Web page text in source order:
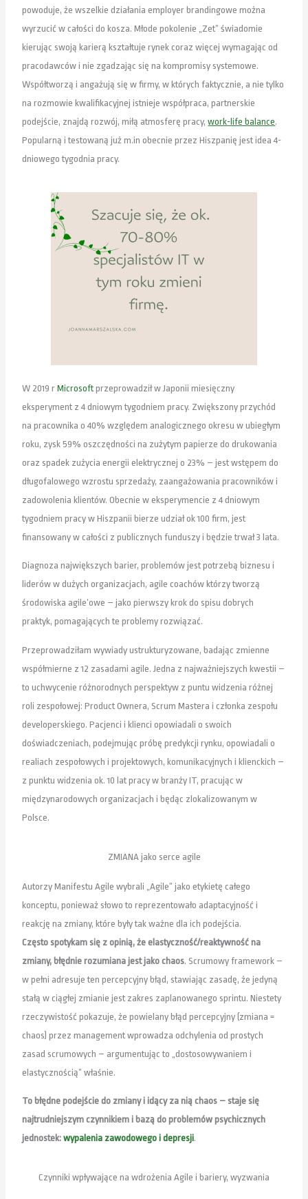
powoduje, że wszelkie działania employer brandingowe można
wyrzucić w całości do kosza. Młode pokolenie „Zet” świadomie
kierując swoją karierą kształtuje rynek coraz więcej wymagając od
pracodawców i nie zgadzając się na kompromisy systemowe.
Współtworzą i angażują się w firmy, w których faktycznie, a nie tylko
na rozmowie kwalifikacyjnej istnieje współpraca, partnerskie
podejście, znajdą rozwój, miłą atmosferę pracy,work-life balance.
Popularną i testowaną już m.in obecnie przez Hiszpanię jest idea 4-
dniowego tygodnia pracy.
W 2019 rMicrosoft przeprowadził w Japonii miesięczny
eksperyment z 4 dniowym tygodniem pracy. Zwiększony przychód
na pracownika o 40% względem analogicznego okresu w ubiegłym
roku, zysk 59% oszczędności na zużytym papierze do drukowania
oraz spadek zużycia energii elektrycznej o 23% – jest wstępem do
długofalowego wzrostu sprzedaży, zaangażowania pracowników i
zadowolenia klientów. Obecnie w eksperymencie z 4 dniowym
tygodniem pracy w Hiszpanii bierze udział ok 100 firm, jest
finansowany w całości z publicznych funduszy i będzie trwał 3 lata.
Diagnoza największych barier, problemów jest potrzebą biznesu i
liderów w dużych organizacjach, agile coachów którzy tworzą
środowiska agile’owe – jako pierwszy krok do spisu dobrych
praktyk, pomagających te problemy rozwiązać.
Przeprowadziłam wywiady ustrukturyzowane, badając zmienne
współmierne z 12 zasadami agile. Jedna z najważniejszych kwestii –
to uchwycenie różnorodnych perspektyw z puntu widzenia różnej
roli zespołowej: Product Ownera, Scrum Mastera i członka zespołu
developerskiego. Pacjenci i klienci opowiadali o swoich
doświadczeniach, podejmując próbę predykcji rynku, opowiadali o
realiach zespołowych i projektowych, komunikacyjnych i klienckich –
z punktu widzenia ok. 10 lat pracy w branży IT, pracując w
międzynarodowych organizacjach i będąc zlokalizowanym w
Polsce.
ZMIANA jako serce agile
Autorzy Manifestu Agile wybrali „Agile” jako etykietę całego
konceptu, ponieważ słowo to reprezentowało adaptacyjność i
reakcję na zmiany, które były tak ważne dla ich podejścia.
Często spotykam się z opinią, że elastyczność/reaktywność na
zmiany, błędnie rozumiana jest jako chaos. Scrumowy framework –
w pełni adresuje ten percepcyjny błąd, stawiając zasadę, że jedyną
stałą w ciągłej zmianie jest zakres zaplanowanego sprintu. Niestety
rzeczywistość pokazuje, że powielany błąd percepcyjny (zmiana =
chaos) przez management wprowadza odchylenia od prostych
zasad scrumowych – argumentując to „dostosowywaniem i
elastycznością” właśnie.
To błędne podejście do zmiany i idący za nią chaos – staje się
najtrudniejszym czynnikiem i bazą do problemów psychicznych
jednostek:wypalenia zawodowego i depresji.
Czynniki wpływające na wdrożenia Agile i bariery, wyzwania